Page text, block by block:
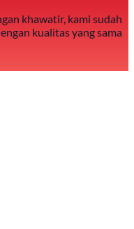
khawatir, kami sudah
kualitas yang sama